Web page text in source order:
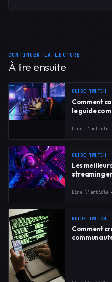
CONTINUER LA LECTURE
À lire ensuite
GUIDE TWITCH
Comment
le guide
Lire l’article
GUIDE TWITCH
Les
streaming
Lire l’article
GUIDE TWITCH
Comment